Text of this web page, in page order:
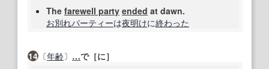
The farewell party ended at dawn.
お別れパーティーは夜明けに終わった
14 〔年齢〕 …で［に］